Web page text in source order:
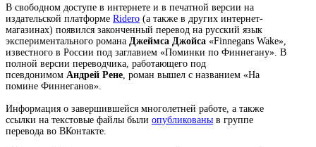
В свободном доступе в интернете и в печатной версии на
издательской платформе Ridero (а также в других интернет-
магазинах) появился законченный перевод на русский язык
экспериментального романа Джеймса Джойса «Finnegans Wake»,
известного в России под заглавием «Поминки по Финнегану». В
полной версии переводчика, работающего под
псевдонимом Андрей Рене , роман вышел с названием «На
помине Финнеганов».
Информация о завершившейся многолетней работе, а также
ссылки на текстовые файлы были опубликованы в группе
перевода во ВКонтакте.